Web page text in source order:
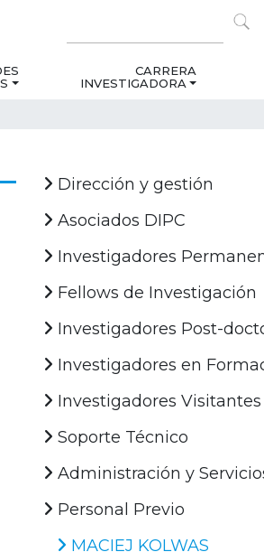
CARRERA
INVESTIGADORA
Dirección y gestión
Asociados DIPC
Investigadores
Fellows de Investigación
Investigadores Post-
Investigadores en
Investigadores Visitantes
Soporte Técnico
Administración y
Personal Previo
MACIEJ KOLWAS